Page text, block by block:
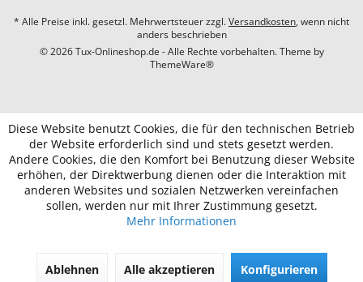
* Alle Preise inkl. gesetzl. Mehrwertsteuer zzgl.Versandkosten, wenn nicht
anders beschrieben
© 2026 Tux-Onlineshop.de - Alle Rechte vorbehalten. Theme by
ThemeWare®
Diese Website benutzt Cookies, die für den technischen Betrieb
der Website erforderlich sind und stets gesetzt werden.
Andere Cookies, die den Komfort bei Benutzung dieser Website
erhöhen, der Direktwerbung dienen oder die Interaktion mit
anderen Websites und sozialen Netzwerken vereinfachen
sollen, werden nur mit Ihrer Zustimmung gesetzt.
Mehr Informationen
Ablehnen Alle akzeptieren Konfigurieren